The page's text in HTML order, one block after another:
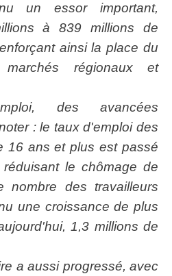
un essor important,
à 839 millions de
ainsi la place du
régionaux et
des avancées
: le taux d'emploi des
16 ans et plus est passé
le chômage de
nombre des travailleurs
une croissance de plus
1,3 millions de
a aussi progressé, avec